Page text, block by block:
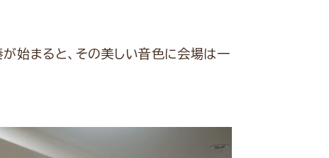
始まると、その美しい音色に会場は一